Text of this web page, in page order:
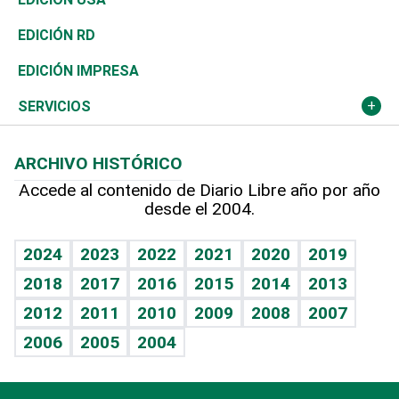
Ocenanía
Caribe
Resto del mundo
Telecom.
Global y variable
Economía personal
Sociales
Novedades
Podcast Arte Libre
Hablando con el pediatra
Vida y familia
Eñe
Celebrando la vida
Sin complejos
En pocas palabras
Tenis
Olimpismo
Más deportes
Línea de hit
TBT Deportivo
El Espía
Noticiero Poteleche
Columnistas
Historia
Martes de tecnología
Cambio climático
Revista
Deportes
Opinión
Hecho en casa
Guía del dinero
EDICIÓN RD
EDICIÓN IMPRESA
SERVICIOS
Cumpleaños
Horóscopos
Crucigramas
ARCHIVO HISTÓRICO
Accede al contenido de Diario Libre año por año
desde el 2004.
2024 2023 2022 2021 2020
2019
2018
2017 2016 2015 2014
2013
2012
2011 2010 2009 2008
2007
2006
2005 2004